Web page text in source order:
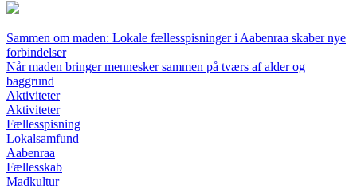
Sammen om maden: Lokale fællesspisninger i Aabenraa skaber nye
forbindelser
Når maden bringer mennesker sammen på tværs af alder og
baggrund
Aktiviteter
Aktiviteter
Fællesspisning
Lokalsamfund
Aabenraa
Fællesskab
Madkultur